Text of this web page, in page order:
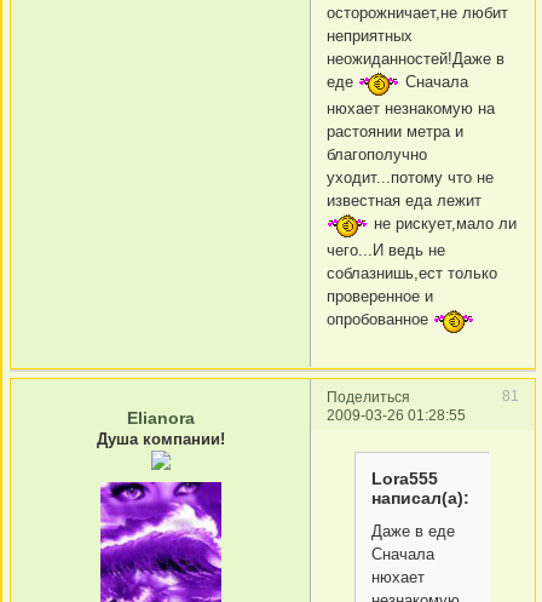
осторожничает,не любит
неприятных
неожиданностей!Даже в
еде
Сначала
нюхает незнакомую на
растоянии метра и
благополучно
уходит...потому что не
известная еда лежит
не рискует,мало ли
чего...И ведь не
соблазнишь,ест только
проверенное и
опробованное
Поделиться
81
2009-03-26 01:28:55
Elianora
Душа компании!
Lora555
написал(а):
Даже в еде
Сначала
нюхает